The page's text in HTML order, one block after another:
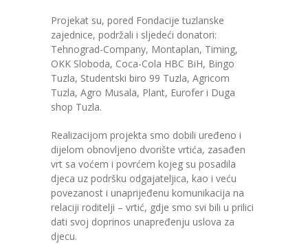
-- Obrasci i zahtjevi
-- Obavještenja za roditelje
Projekti
Kontakt
Projekat su, pored Fondacije tuzlanske
zajednice, podržali i sljedeći donatori:
Tehnograd-Company, Montaplan, Timing,
OKK Sloboda, Coca-Cola HBC BiH, Bingo
Tuzla, Studentski biro 99 Tuzla, Agricom
Tuzla, Agro Musala, Plant, Eurofer i Duga
shop Tuzla.
Realizacijom projekta smo dobili uređeno i
dijelom obnovljeno dvorište vrtića, zasađen
vrt sa voćem i povrćem kojeg su posadila
djeca uz podršku odgajateljica, kao i veću
povezanost i unaprijeđenu komunikacija na
relaciji roditelji – vrtić, gdje smo svi bili u prilici
dati svoj doprinos unapređenju uslova za
djecu.